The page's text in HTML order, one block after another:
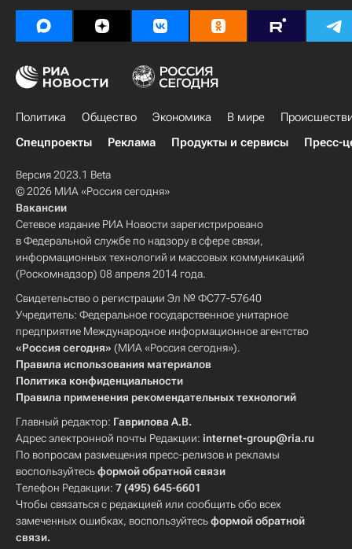
Политика Общество Экономика В мире
Спецпроекты
Реклама Продукты и сервисы Пресс-
Версия 2023.1 Beta
© 2026 МИА «Россия сегодня»
Вакансии
Сетевое издание РИА Новости зарегистрировано
в Федеральной службе по надзору в сфере связи,
информационных технологий и массовых коммуникаций
(Роскомнадзор) 08 апреля 2014 года.
Свидетельство о регистрации Эл № ФС77-57640
Учредитель: Федеральное государственное унитарное
предприятие Международное информационное агентство
«Россия сегодня» (МИА «Россия сегодня»).
Правила использования материалов
Политика конфиденциальности
Правила применения рекомендательных технологий
Главный редактор: Гаврилова А.В.
Адрес электронной почты Редакции: internet-group@ria.ru
По вопросам размещения пресс-релизов и рекламы
воспользуйтесьформой обратной связи
Телефон Редакции: 7 (495) 645-6601
Чтобы связаться с редакцией или сообщить обо всех
замеченных ошибках, воспользуйтесьформой обратной
связи.